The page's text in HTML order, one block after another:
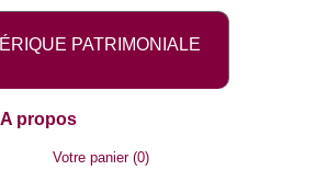
PATRIMONIALE
A propos
Votre panier(0)